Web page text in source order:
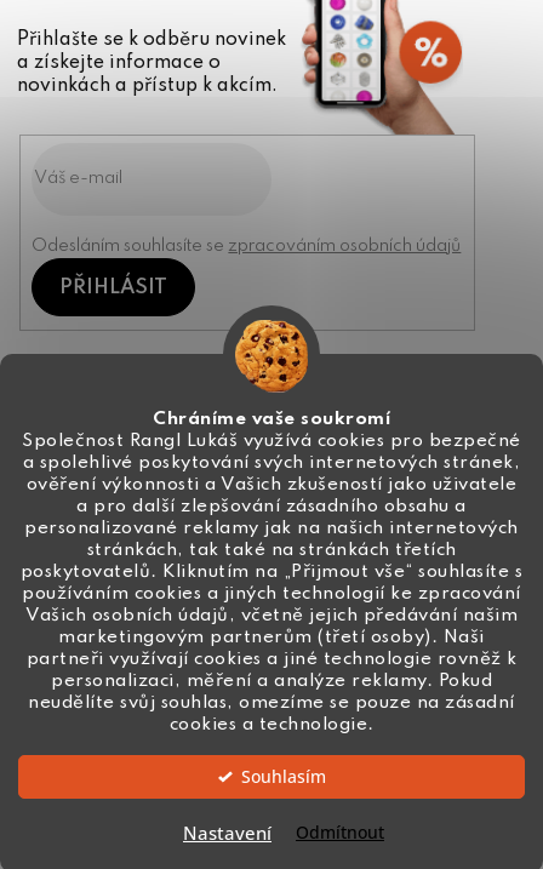
Chráníme vaše soukromí
Společnost Rangl Lukáš využívá cookies pro bezpečné
a spolehlivé poskytování svých internetových stránek,
ověření výkonnosti a Vašich zkušeností jako uživatele
a pro další zlepšování zásadního obsahu a
personalizované reklamy jak na našich internetových
stránkách, tak také na stránkách třetích
poskytovatelů. Kliknutím na „Přijmout vše“ souhlasíte s
používáním cookies a jiných technologií ke zpracování
Vašich osobních údajů, včetně jejich předávání našim
marketingovým partnerům (třetí osoby). Naši
partneři využívají cookies a jiné technologie rovněž k
personalizaci, měření a analýze reklamy. Pokud
neudělíte svůj souhlas, omezíme se pouze na zásadní
cookies a technologie.
Souhlasím
Nastavení Odmítnout
Přihlašte se k odběru novinek
a získejte informace o
novinkách a přístup k akcím.
Odesláním souhlasíte se zpracováním osobních údajů
PŘIHLÁSIT
info@ceske-koralky.cz
+420 774 444 191